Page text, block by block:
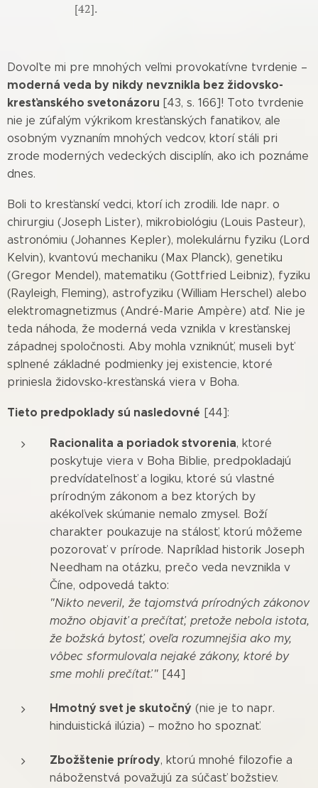
[42].
Dovoľte mi pre mnohých veľmi provokatívne tvrdenie –
moderná veda by nikdy nevznikla bez židovsko-
kresťanského svetonázoru [43, s. 166]! Toto tvrdenie
nie je zúfalým výkrikom kresťanských fanatikov, ale
osobným vyznaním mnohých vedcov, ktorí stáli pri
zrode moderných vedeckých disciplín, ako ich poznáme
dnes.
Boli to kresťanskí vedci, ktorí ich zrodili. Ide napr. o
chirurgiu (Joseph Lister), mikrobiológiu (Louis Pasteur),
astronómiu (Johannes Kepler), molekulárnu fyziku (Lord
Kelvin), kvantovú mechaniku (Max Planck), genetiku
(Gregor Mendel), matematiku (Gottfried Leibniz), fyziku
(Rayleigh, Fleming), astrofyziku (William Herschel) alebo
elektromagnetizmus (André-Marie Ampère) atď. Nie je
teda náhoda, že moderná veda vznikla v kresťanskej
západnej spoločnosti. Aby mohla vzniknúť, museli byť
splnené základné podmienky jej existencie, ktoré
priniesla židovsko-kresťanská viera v Boha.
Tieto predpoklady sú nasledovné [44]:
Racionalita a poriadok stvorenia, ktoré
poskytuje viera v Boha Biblie, predpokladajú
predvídateľnosť a logiku, ktoré sú vlastné
prírodným zákonom a bez ktorých by
akékoľvek skúmanie nemalo zmysel. Boží
charakter poukazuje na stálosť, ktorú môžeme
pozorovať v prírode. Napríklad historik Joseph
Needham na otázku, prečo veda nevznikla v
Číne, odpovedá takto:
"Nikto neveril, že tajomstvá prírodných zákonov
možno objaviť a prečítať, pretože nebola istota,
že božská bytosť, oveľa rozumnejšia ako my,
vôbec sformulovala nejaké zákony, ktoré by
sme mohli prečítať." [44]
Hmotný svet je skutočný (nie je to napr.
hinduistická ilúzia) – možno ho spoznať.
Zbožštenie prírody, ktorú mnohé filozofie a
náboženstvá považujú za súčasť božstiev.